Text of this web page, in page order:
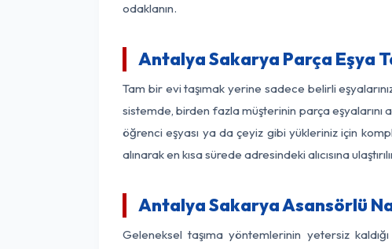
odaklanın.
Antalya Sakarya Parça Eşya
Tam bir evi taşımak yerine sadece belirli
sistemde, birden fazla müşterinin parça eşyalarını
öğrenci eşyası ya da çeyiz gibi yükleriniz için
alınarak en kısa sürede adresindeki alıcısına
Antalya Sakarya Asansörlü
Geleneksel taşıma yöntemlerinin yetersiz